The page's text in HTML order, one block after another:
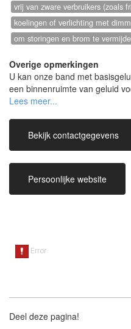
vrij van zware verbruikers (zoals
koelingen of verlichting met
om storingen en brom te
Overige opmerkingen
U kan onze band met
een binnenruimte van geluid
PA en uitgebreid licht in functie
graag een verwijzing maar is
De prijs zal bepaald worden
gevraagde uitrusting.
Bekijk contactgegevens
Persoonlijke website
Deel deze pagina!